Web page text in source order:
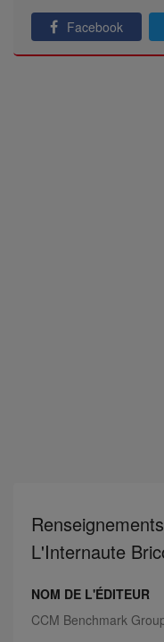
Facebook
L'Internaute
NOM DE L'ÉDITEUR
CCM Benchmark